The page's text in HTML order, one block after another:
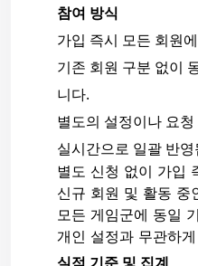
참여 방식
가입 즉시 모든 회원
기존 회원 구분 없이
니다.
별도의 설정이나 요
실시간으로 일괄 반
별도 신청 없이 가입
신규 회원 및 활동 중
모든 게임군에 동일
개인 설정과 무관하